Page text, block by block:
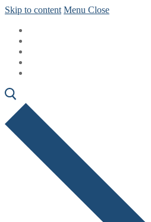
Skip to content Menu Close